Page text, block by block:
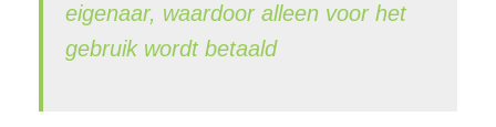
eigenaar, waardoor alleen voor het
gebruik wordt betaald